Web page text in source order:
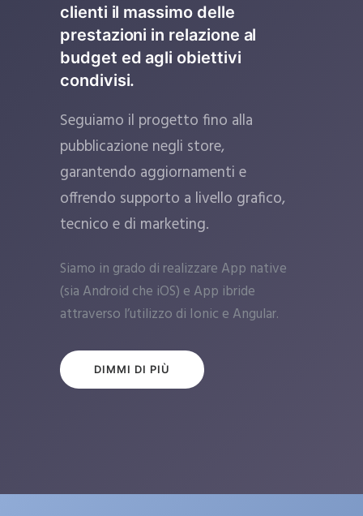
clienti il massimo delle
prestazioni in relazione al
budget ed agli obiettivi
condivisi.
Seguiamo il progetto fino alla
pubblicazione negli store,
garantendo aggiornamenti e
offrendo supporto a livello grafico,
tecnico e di marketing.
Siamo in grado di realizzare App native
(sia Android che iOS) e App ibride
attraverso l’utilizzo di Ionic e Angular.
DIMMI DI PIÙ